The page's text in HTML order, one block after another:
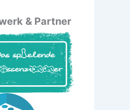
& Partner